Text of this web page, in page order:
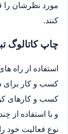
مورد نظرشان را
کنند.
چاپ کاتالوگ
استفاده از راه
کسب و کار
کسب و کارهای
و با استفاده از
نوع فعالیت خود